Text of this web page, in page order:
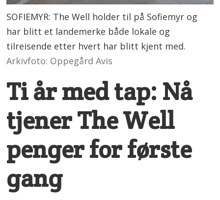
SOFIEMYR: The Well holder til på Sofiemyr og
har blitt et landemerke både lokale og
tilreisende etter hvert har blitt kjent med.
Arkivfoto: Oppegård Avis
Ti år med tap: Nå
tjener The Well
penger for første
gang